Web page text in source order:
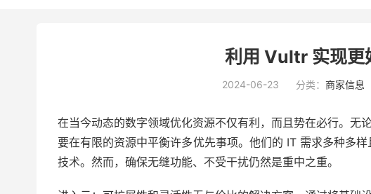
利用 Vultr 实现更
2024-06-23 分类： 商家信息
在当今动态的数字领域优化资源不仅有利，而且势在必行。无
要在有限的资源中平衡许多优先事项。他们的 IT 需求多种多
技术。然而，确保无缝功能、不受干扰仍然是重中之重。